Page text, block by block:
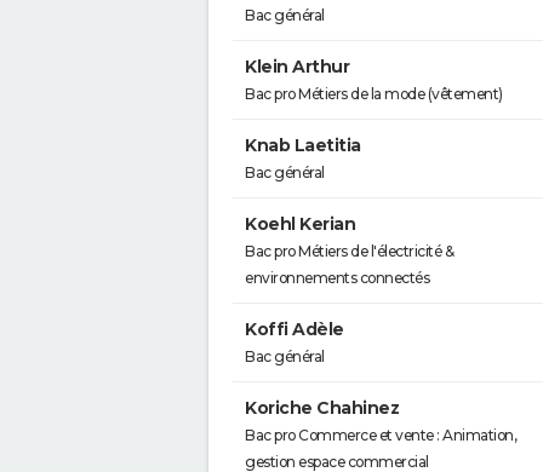
Bac général
Klein Arthur
Bac pro Métiers de la mode (vêtement)
Knab Laetitia
Bac général
Koehl Kerian
Bac pro Métiers de l'électricité &
environnements connectés
Koffi Adèle
Bac général
Koriche Chahinez
Bac pro Commerce et vente : Animation,
gestion espace commercial